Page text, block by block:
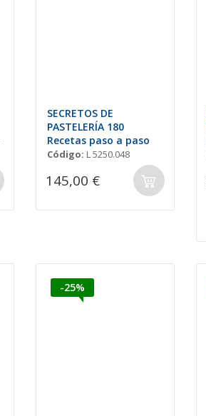
SECRETOS DE
PASTELERÍA 180
Recetas paso a paso
Código: L 5250.048
145,00 €
-25%